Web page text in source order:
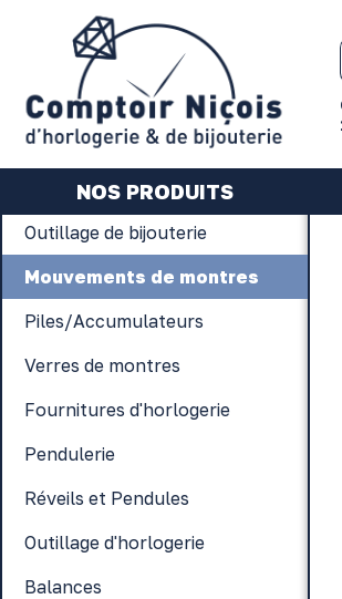
NOS PRODUITS
Outillage de bijouterie
Mouvements de montres
Piles/Accumulateurs
Verres de montres
Fournitures d'horlogerie
Pendulerie
Réveils et Pendules
Outillage d'horlogerie
Balances
Gérer les préférences en matière de